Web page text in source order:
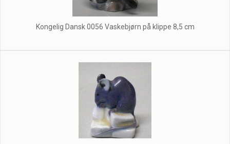
Kongelig Dansk 0056 Vaskebjørn på klippe 8,5 cm